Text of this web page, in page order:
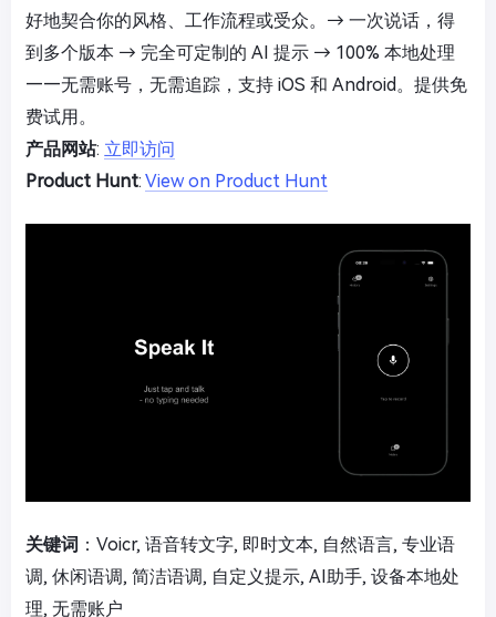
好地契合你的风格、工作流程或受众。→ 一次说话，得
到多个版本 → 完全可定制的 AI 提示 → 100% 本地处理
——无需账号，无需追踪，支持 iOS 和 Android。提供免
费试用。
产品网站: 立即访问
Product Hunt: View on Product Hunt
关键词 ：Voicr, 语音转文字, 即时文本, 自然语言, 专业语
调, 休闲语调, 简洁语调, 自定义提示, AI助手, 设备本地处
理, 无需账户